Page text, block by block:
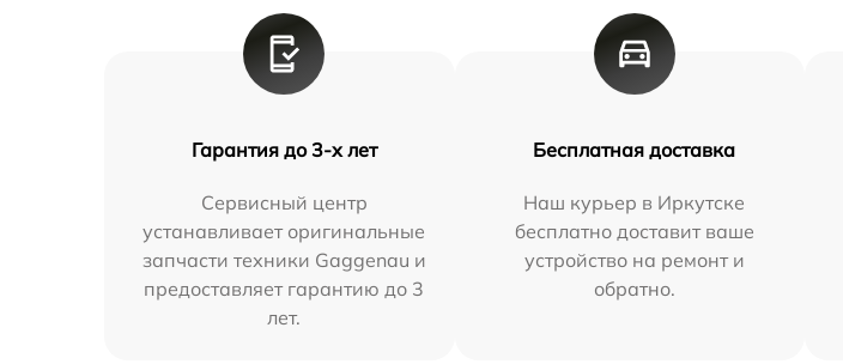
Гарантия до 3-х лет
Сервисный центр
устанавливает оригинальные
запчасти техники Gaggenau и
предоставляет гарантию до 3
лет.
Бесплатная доставка
Наш курьер в Иркутске
бесплатно доставит ваше
устройство на ремонт и
обратно.